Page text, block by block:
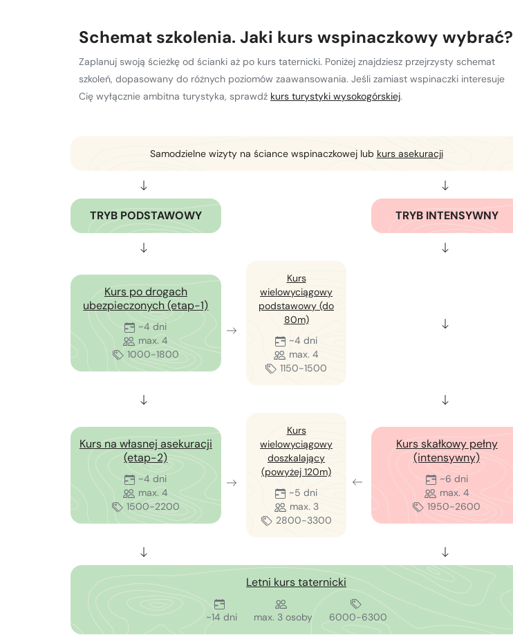
Schemat szkolenia. Jaki kurs wspinaczkowy wybrać?
Zaplanuj swoją ścieżkę od ścianki aż po kurs taternicki. Poniżej znajdziesz przejrzysty schemat
szkoleń, dopasowany do różnych poziomów zaawansowania. Jeśli zamiast wspinaczki interesuje
Cię wyłącznie ambitna turystyka, sprawdź kurs turystyki wysokogórskiej.
Samodzielne wizyty na ściance wspinaczkowej lub kurs asekuracji
TRYB PODSTAWOWY TRYB INTENSYWNY
Kurs po drogach
ubezpieczonych (etap-1)
~4 dni
max. 4
1000-1800
Kurs
wielowyciągowy
podstawowy (do
80m)
~4 dni
max. 4
1150-1500
Kurs na własnej asekuracji
(etap-2)
~4 dni
max. 4
1500-2200
Kurs
wielowyciągowy
doszkalający
(powyżej 120m)
~5 dni
max. 3
2800-3300
Kurs skałkowy pełny
(intensywny)
~6 dni
max. 4
1950-2600
Letni kurs taternicki
~14 dni max. 3 osoby 6000-6300
Nie wiesz który wybrać?
Nie wiesz który wybrać?